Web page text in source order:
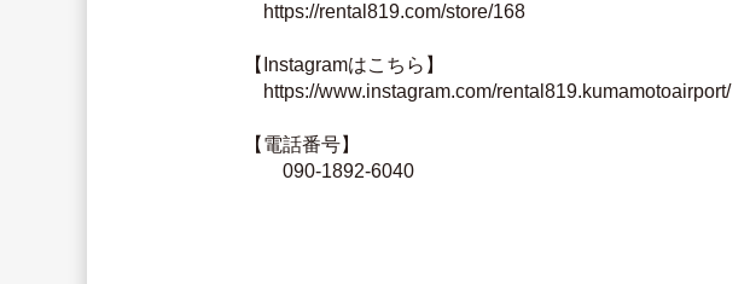
https://rental819.com/store/168
【Instagramはこちら】
https://www.instagram.com/rental819.kumamotoairport/
【電話番号】
090-1892-6040